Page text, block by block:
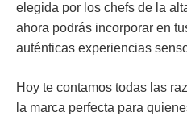
elegida por los chefs de la
ahora podrás incorporar en
auténticas experiencias
Hoy te contamos todas las
la marca perfecta para